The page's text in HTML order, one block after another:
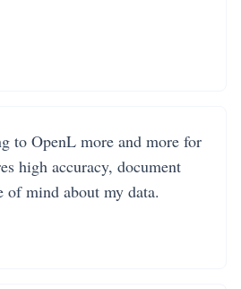
to OpenL more and more for
high accuracy, document
of mind about my data.